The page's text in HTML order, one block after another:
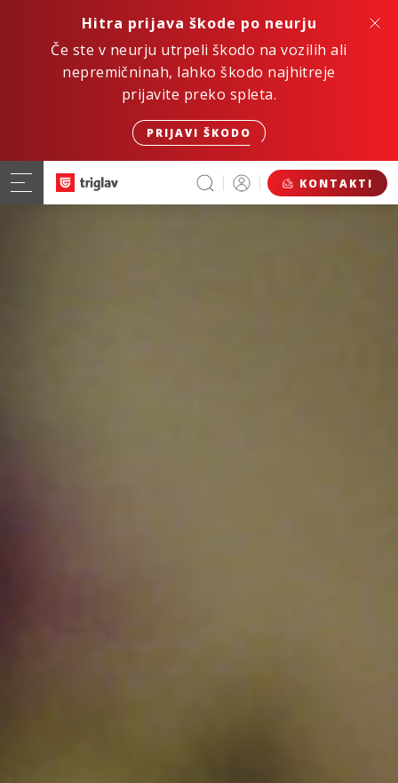
Hitra prijava škode po neurju
Če ste v neurju utrpeli škodo na vozilih ali
nepremičninah, lahko škodo najhitreje
prijavite preko spleta.
PRIJAVI ŠKODO
KONTAKTI